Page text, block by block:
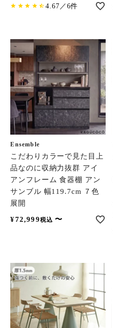
4.67／6件
Ensemble
こだわりカラーで見た目上
品なのに収納力抜群 アイ
アンフレーム 食器棚 アン
サンブル 幅119.7cm ７色
展開
¥72,999税込 〜